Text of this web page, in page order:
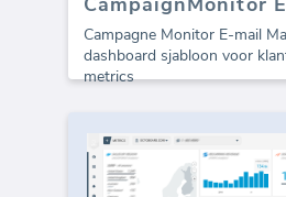
Campagne Monitor E-mail
dashboard sjabloon voor
metrics